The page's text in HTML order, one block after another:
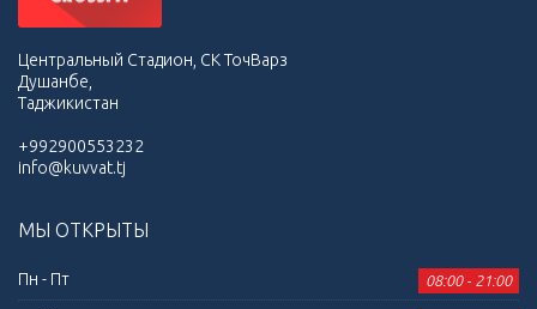
Центральный Стадион, СК ТочВарз
Душанбе,
Таджикистан
+992900553232
info@kuvvat.tj
МЫ ОТКРЫТЫ
Пн - Пт 08:00 - 21:00